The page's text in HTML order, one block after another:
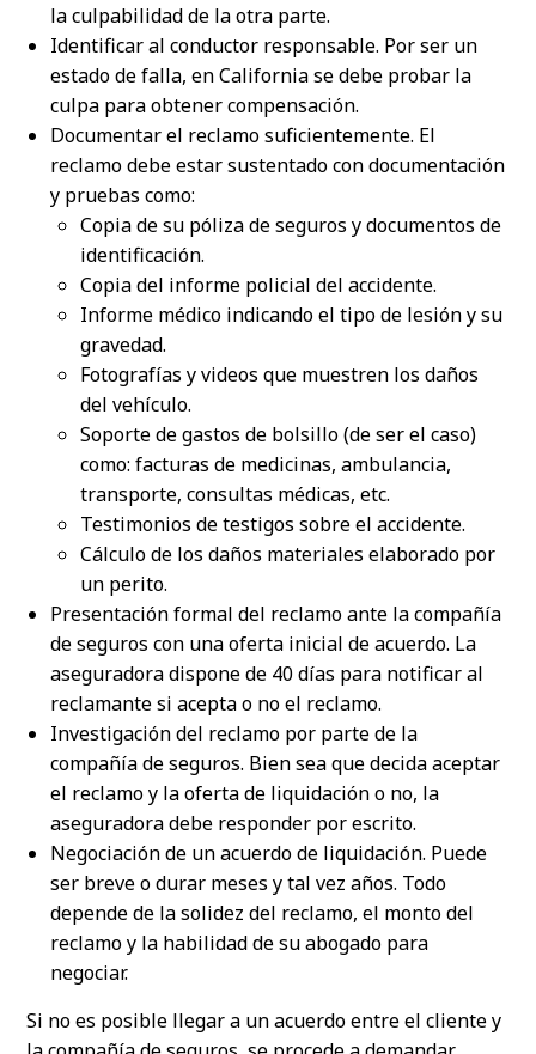
la culpabilidad de la otra parte.
Identificar al conductor responsable. Por ser un
estado de falla, en California se debe probar la
culpa para obtener compensación.
Documentar el reclamo suficientemente. El
reclamo debe estar sustentado con documentación
y pruebas como:
Copia de su póliza de seguros y documentos de
identificación.
Copia del informe policial del accidente.
Informe médico indicando el tipo de lesión y su
gravedad.
Fotografías y videos que muestren los daños
del vehículo.
Soporte de gastos de bolsillo (de ser el caso)
como: facturas de medicinas, ambulancia,
transporte, consultas médicas, etc.
Testimonios de testigos sobre el accidente.
Cálculo de los daños materiales elaborado por
un perito.
Presentación formal del reclamo ante la compañía
de seguros con una oferta inicial de acuerdo. La
aseguradora dispone de 40 días para notificar al
reclamante si acepta o no el reclamo.
Investigación del reclamo por parte de la
compañía de seguros. Bien sea que decida aceptar
el reclamo y la oferta de liquidación o no, la
aseguradora debe responder por escrito.
Negociación de un acuerdo de liquidación. Puede
ser breve o durar meses y tal vez años. Todo
depende de la solidez del reclamo, el monto del
reclamo y la habilidad de su abogado para
negociar.
Si no es posible llegar a un acuerdo entre el cliente y